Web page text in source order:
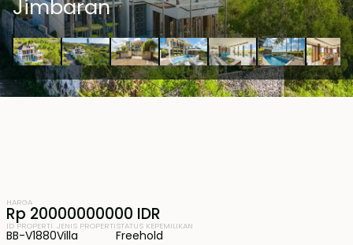
Jimbaran
HARGA
Rp 20000000000 IDR
ID PROPERTI
BB-V1880
JENIS PROPERTI
Villa
STATUS KEPEMILIKAN
Freehold